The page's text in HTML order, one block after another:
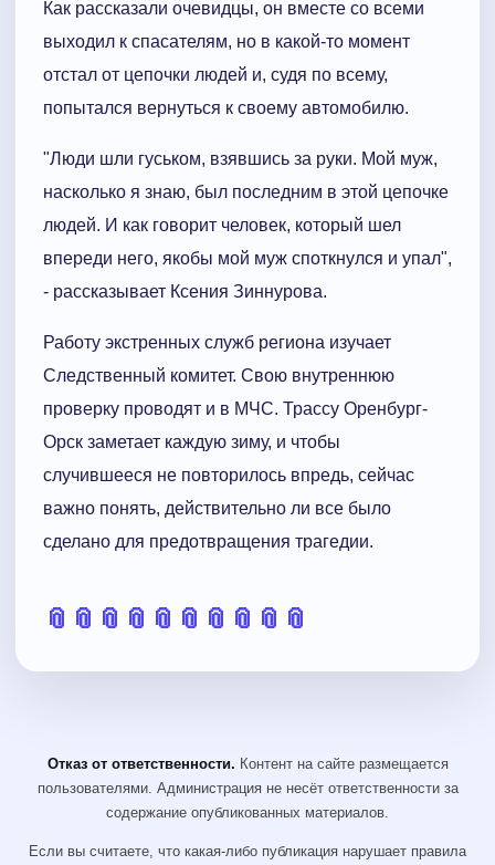
Как рассказали очевидцы, он вместе со всеми
выходил к спасателям, но в какой-то момент
отстал от цепочки людей и, судя по всему,
попытался вернуться к своему автомобилю.
"Люди шли гуськом, взявшись за руки. Мой муж,
насколько я знаю, был последним в этой цепочке
людей. И как говорит человек, который шел
впереди него, якобы мой муж споткнулся и упал",
- рассказывает Ксения Зиннурова.
Работу экстренных служб региона изучает
Следственный комитет. Свою внутреннюю
проверку проводят и в МЧС. Трассу Оренбург-
Орск заметает каждую зиму, и чтобы
случившееся не повторилось впредь, сейчас
важно понять, действительно ли все было
сделано для предотвращения трагедии.
📎 📎 📎 📎 📎 📎 📎 📎 📎 📎
Отказ от ответственности. Контент на сайте размещается
пользователями. Администрация не несёт ответственности за
содержание опубликованных материалов.
Если вы считаете, что какая-либо публикация нарушает правила